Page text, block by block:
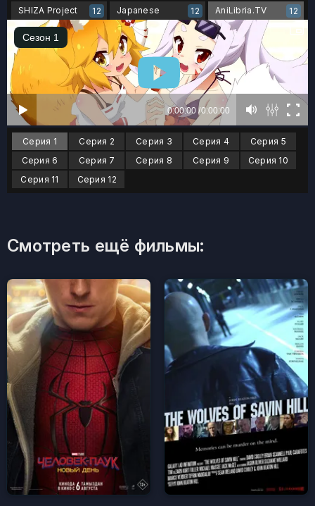
SHIZA Project 12 Japanese 12 AniLibria.TV 12
Серия 1 Серия 2 Серия 3 Серия 4
Серия 5
Серия 6
Серия 7 Серия 8 Серия 9
Серия 10
Серия 11
Серия 12
Смотреть ещё фильмы: